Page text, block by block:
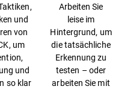
und
von
um
und
so klar
Arbeiten Sie
leise im
Hintergrund, um
die tatsächliche
Erkennung zu
testen – oder
arbeiten Sie mit